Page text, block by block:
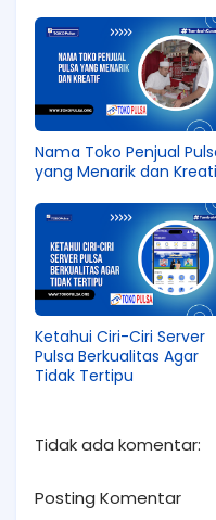
Nama Toko Penjual
yang Menarik dan
Ketahui Ciri-Ciri Server
Pulsa Berkualitas Agar
Tidak Tertipu
Tidak ada komentar:
Posting Komentar